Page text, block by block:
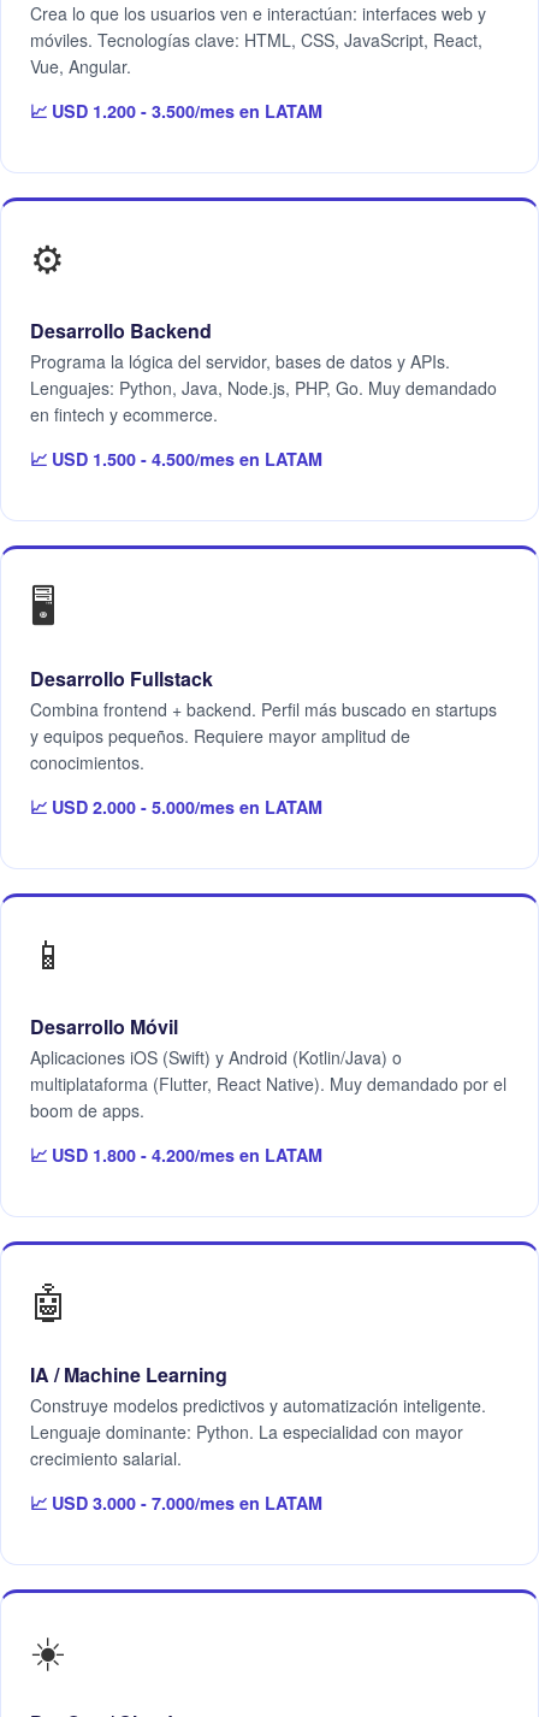
Crea lo que los usuarios ven e interactúan: interfaces web y
móviles. Tecnologías clave: HTML, CSS, JavaScript, React,
Vue, Angular.
📈 USD 1.200 - 3.500/mes en LATAM
⚙️
Desarrollo Backend
Programa la lógica del servidor, bases de datos y APIs.
Lenguajes: Python, Java, Node.js, PHP, Go. Muy demandado
en fintech y ecommerce.
📈 USD 1.500 - 4.500/mes en LATAM
🖥️
Desarrollo Fullstack
Combina frontend + backend. Perfil más buscado en startups
y equipos pequeños. Requiere mayor amplitud de
conocimientos.
📈 USD 2.000 - 5.000/mes en LATAM
📱
Desarrollo Móvil
Aplicaciones iOS (Swift) y Android (Kotlin/Java) o
multiplataforma (Flutter, React Native). Muy demandado por el
boom de apps.
📈 USD 1.800 - 4.200/mes en LATAM
🤖
IA / Machine Learning
Construye modelos predictivos y automatización inteligente.
Lenguaje dominante: Python. La especialidad con mayor
crecimiento salarial.
📈 USD 3.000 - 7.000/mes en LATAM
☀️